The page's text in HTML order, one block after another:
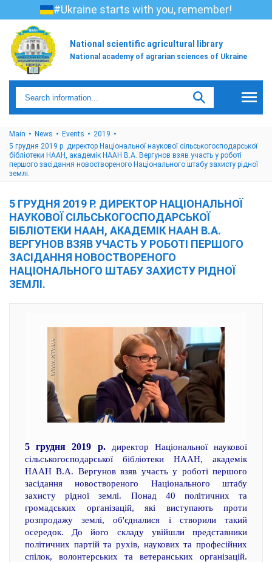
#Ukraine starts with you, remember!
National scientific agricultural library
National academy of agrarian sciences of Ukraine
Main News Events
2019
5 грудня 2019 р. директор Національної наукової сільськогосподарської
бібліотеки НААН, академік НААН В.А. Вергунов взяв участь у роботі
першого засідання новоствореного Національного штабу захисту рідної
землі.
5 ГРУДНЯ 2019 Р. ДИРЕКТОР НАЦІОНАЛЬНОЇ
НАУКОВОЇ СІЛЬСЬКОГОСПОДАРСЬКОЇ
БІБЛІОТЕКИ НААН, АКАДЕМІК НААН В.А.
ВЕРГУНОВ ВЗЯВ УЧАСТЬ У РОБОТІ ПЕРШОГО
ЗАСІДАННЯ НОВОСТВОРЕНОГО
НАЦІОНАЛЬНОГО ШТАБУ ЗАХИСТУ РІДНОЇ
ЗЕМЛІ.
5 грудня 2019 р.
директор Національної наукової
сільськогосподарської бібліотеки НААН, академік
НААН В.А. Вергунов взяв участь у роботі першого
засідання новоствореного Національного штабу
захисту рідної землі. Понад 40 політичних та
громадських організацій, які виступають проти
розпродажу землі, об'єдналися і створили такий
осередок. До його складу увійшли представники
політичних партій та рухів, наукових та професійних
спілок, волонтерських та ветеранських організацій.